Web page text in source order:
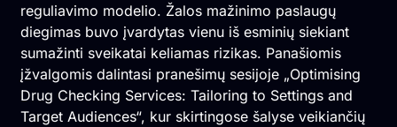
reguliavimo modelio. Žalos mažinimo paslaugų
diegimas buvo įvardytas vienu iš esminių siekiant
sumažinti sveikatai keliamas rizikas. Panašiomis
įžvalgomis dalintasi pranešimų sesijoje „Optimising
Drug Checking Services: Tailoring to Settings and
Target Audiences“, kur skirtingose šalyse veikiančių